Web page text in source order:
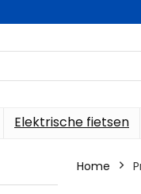
Elektrische fietsen
Home